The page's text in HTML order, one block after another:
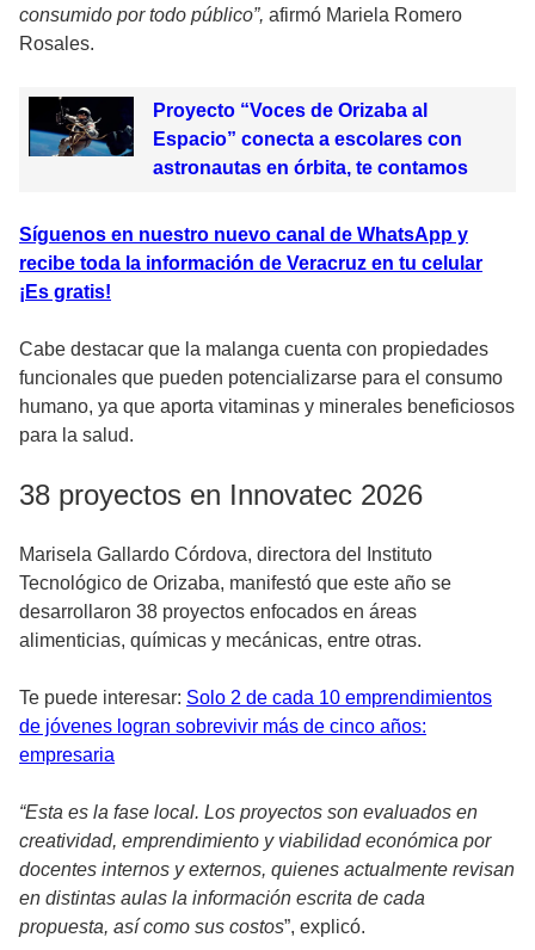
consumido por todo público”, afirmó Mariela Romero
Rosales.
Proyecto “Voces de Orizaba al
Espacio” conecta a escolares con
astronautas en órbita, te contamos
Síguenos en nuestro nuevo canal de WhatsApp y
recibe toda la información de Veracruz en tu celular
¡Es gratis!
Cabe destacar que la malanga cuenta con propiedades
funcionales que pueden potencializarse para el consumo
humano, ya que aporta vitaminas y minerales beneficiosos
para la salud.
38 proyectos en Innovatec 2026
Marisela Gallardo Córdova, directora del Instituto
Tecnológico de Orizaba, manifestó que este año se
desarrollaron 38 proyectos enfocados en áreas
alimenticias, químicas y mecánicas, entre otras.
Te puede interesar: Solo 2 de cada 10 emprendimientos
de jóvenes logran sobrevivir más de cinco años:
empresaria
“Esta es la fase local. Los proyectos son evaluados en
creatividad, emprendimiento y viabilidad económica por
docentes internos y externos, quienes actualmente revisan
en distintas aulas la información escrita de cada
propuesta, así como sus costos”, explicó.